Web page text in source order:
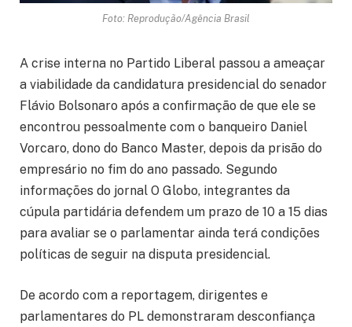
Foto: Reprodução/Agência Brasil
A crise interna no Partido Liberal passou a ameaçar
a viabilidade da candidatura presidencial do senador
Flávio Bolsonaro após a confirmação de que ele se
encontrou pessoalmente com o banqueiro Daniel
Vorcaro, dono do Banco Master, depois da prisão do
empresário no fim do ano passado. Segundo
informações do jornal O Globo, integrantes da
cúpula partidária defendem um prazo de 10 a 15 dias
para avaliar se o parlamentar ainda terá condições
políticas de seguir na disputa presidencial.
De acordo com a reportagem, dirigentes e
parlamentares do PL demonstraram desconfiança